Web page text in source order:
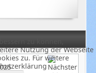
zu können,
Nutzung der Webseite
zu. Für weitere